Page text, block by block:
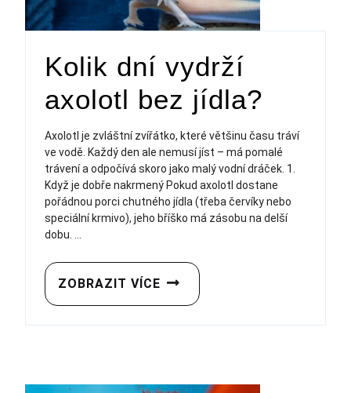
Kolik dní vydrží
axolotl bez jídla?
Axolotl je zvláštní zvířátko, které většinu času tráví
ve vodě. Každý den ale nemusí jíst – má pomalé
trávení a odpočívá skoro jako malý vodní dráček. 1.
Když je dobře nakrmený Pokud axolotl dostane
pořádnou porci chutného jídla (třeba červíky nebo
speciální krmivo), jeho bříško má zásobu na delší
dobu. ...
ZOBRAZIT VÍCE